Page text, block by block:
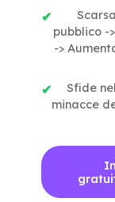
pubblico -
->
Sfide
minacce